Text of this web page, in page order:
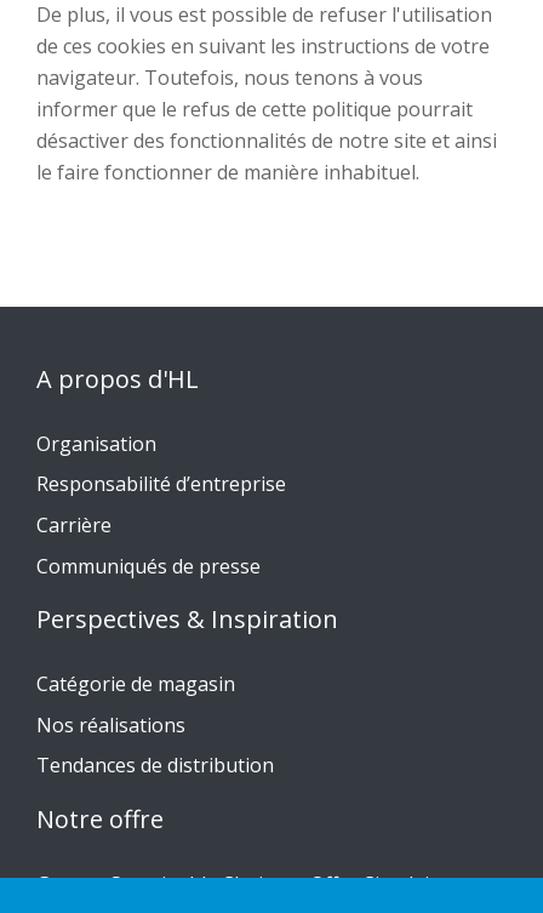
De plus, il vous est possible de refuser l'utilisation
de ces cookies en suivant les instructions de votre
navigateur. Toutefois, nous tenons à vous
informer que le refus de cette politique pourrait
désactiver des fonctionnalités de notre site et ainsi
le faire fonctionner de manière inhabituel.
A propos d'HL
Organisation
Responsabilité d’entreprise
Carrière
Communiqués de presse
Perspectives & Inspiration
Catégorie de magasin
Nos réalisations
Tendances de distribution
Notre offre
Gamme Sustainable Choice et Offre Circulaire